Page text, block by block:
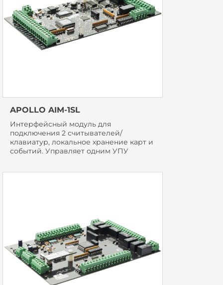
APOLLO AIM-1SL
Интерфейсный модуль для
подключения 2 считывателей/
клавиатур, локальное хранение карт и
событий. Управляет одним УПУ